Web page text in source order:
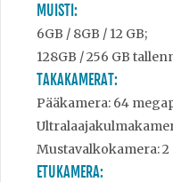
MUISTI:
6GB / 8GB / 12 GB;
128GB / 256 GB
TAKAKAMERAT:
Pääkamera: 64
Mustavalkokamera:
ETUKAMERA: